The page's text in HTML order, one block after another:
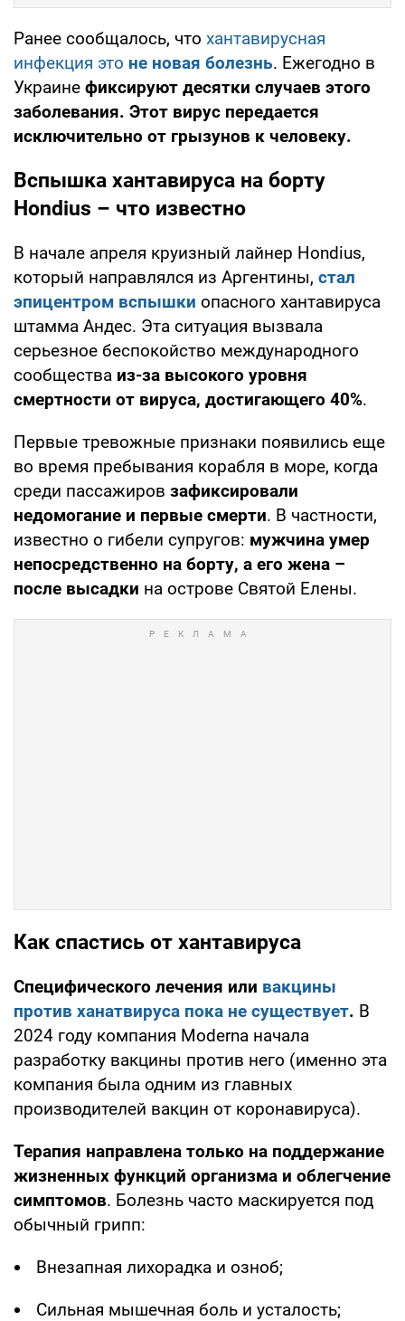
Ранее сообщалось, что хантавирусная
инфекция это не новая болезнь. Ежегодно в
Украине фиксируют десятки случаев этого
заболевания. Этот вирус передается
исключительно от грызунов к человеку.
Вспышка хантавируса на борту
Hondius – что известно
В начале апреля круизный лайнер Hondius,
который направлялся из Аргентины, стал
эпицентром вспышки опасного хантавируса
штамма Андес. Эта ситуация вызвала
серьезное беспокойство международного
сообщества из-за высокого уровня
смертности от вируса, достигающего 40%.
Первые тревожные признаки появились еще
во время пребывания корабля в море, когда
среди пассажиров зафиксировали
недомогание и первые смерти. В частности,
известно о гибели супругов: мужчина умер
непосредственно на борту, а его жена –
после высадки на острове Святой Елены.
Как спастись от хантавируса
Специфического лечения или вакцины
против ханатвируса пока не существует. В
2024 году компания Moderna начала
разработку вакцины против него (именно эта
компания была одним из главных
производителей вакцин от коронавируса).
Терапия направлена только на поддержание
жизненных функций организма и облегчение
симптомов. Болезнь часто маскируется под
обычный грипп:
Внезапная лихорадка и озноб;
Сильная мышечная боль и усталость;